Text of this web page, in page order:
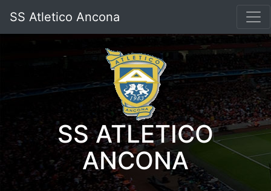
SS Atletico Ancona
SS ATLETICO
ANCONA